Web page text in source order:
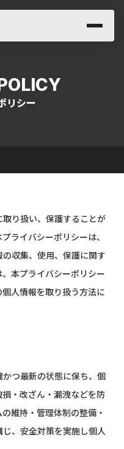
リシー
り扱い、保護することが
ライバシーポリシーは、
収集、使用、保護に関す
本プライバシーポリシー
人情報を取り扱う方法に
つ最新の状態に保ち、個
・改ざん・漏洩などを防
維持・管理体制の整備・
、安全対策を実施し個人